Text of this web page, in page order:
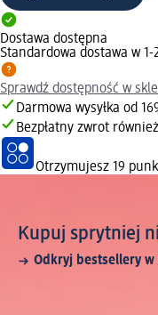
Dostawa dostępna
Standardowa dostawa w
Sprawdź dostępność w
Darmowa wysyłka od
Bezpłatny zwrot
Otrzymujesz 19
Kupuj sprytniej
Odkryj bestsellery